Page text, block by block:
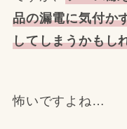
品の漏電に気付か
してしまうかもし
怖いですよね…